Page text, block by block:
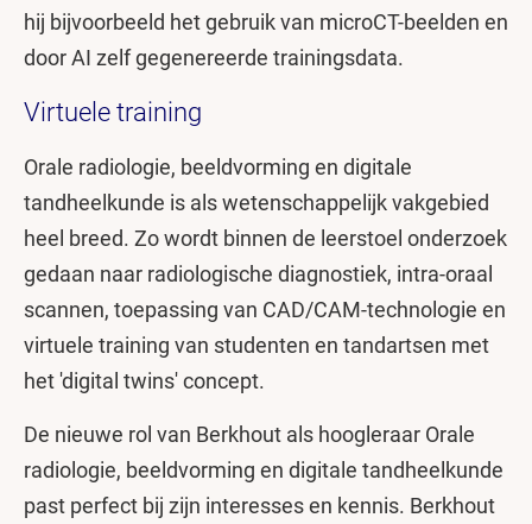
hij bijvoorbeeld het gebruik van microCT-beelden en
door AI zelf gegenereerde trainingsdata.
Virtuele training
Orale radiologie, beeldvorming en digitale
tandheelkunde is als wetenschappelijk vakgebied
heel breed. Zo wordt binnen de leerstoel onderzoek
gedaan naar radiologische diagnostiek, intra-oraal
scannen, toepassing van CAD/CAM-technologie en
virtuele training van studenten en tandartsen met
het 'digital twins' concept.
De nieuwe rol van Berkhout als hoogleraar Orale
radiologie, beeldvorming en digitale tandheelkunde
past perfect bij zijn interesses en kennis. Berkhout